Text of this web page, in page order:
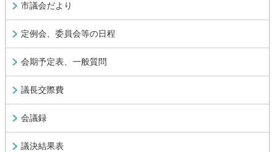
市議会だより
定例会、委員会等の日程
会期予定表、一般質問
議長交際費
会議録
議決結果表